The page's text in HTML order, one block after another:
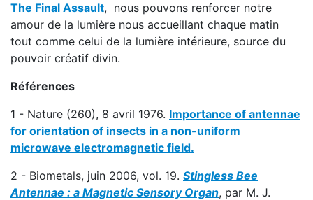
The Final Assault, nous pouvons renforcer notre
amour de la lumière nous accueillant chaque matin
tout comme celui de la lumière intérieure, source du
pouvoir créatif divin.
Références
1 - Nature (260), 8 avril 1976. Importance of antennae
for orientation of insects in a non-uniform
microwave electromagnetic field.
2 - Biometals, juin 2006, vol. 19. Stingless Bee
Antennae : a Magnetic Sensory Organ, par M. J.